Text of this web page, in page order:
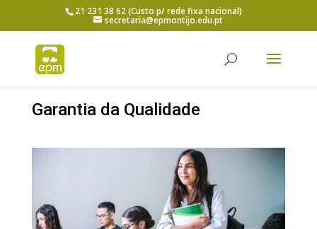
21 231 38 62 (Custo p/ rede fixa nacional)
secretaria@epmontijo.edu.pt
Garantia da Qualidade